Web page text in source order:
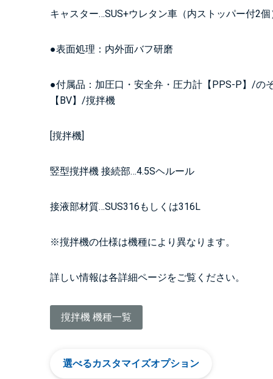
キャスター…SUS+ウレタン車（内ストッパー付2個
●表面処理：内外面バフ研磨
●付属品：加圧口・安全弁・圧力計【PPS-P】/の
【BV】/撹拌機
[撹拌機]
竪型撹拌機 接続部…4.5Sヘルール
接液部材質…SUS316もしくは316L
※撹拌機の仕様は機種により異なります。
詳しい情報は各詳細ページをご覧ください。
撹拌機 機種一覧
選べるカスタマイズオプション